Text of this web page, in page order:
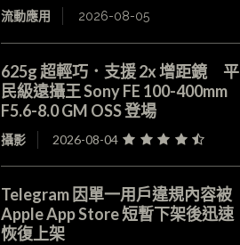
流動應用 2026-08-05
625g 超輕巧．支援 2x 增距鏡 平
民級遠攝王 Sony FE 100-400mm
F5.6-8.0 GM OSS 登場
攝影 2026-08-04
Telegram 因單一用戶違規內容被
Apple App Store 短暫下架後迅速
恢復上架